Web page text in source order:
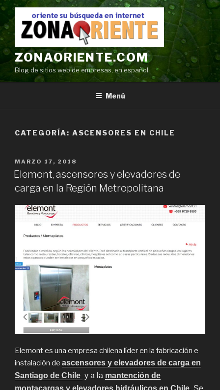
Ir
contenido
ZONAORIENTE.COM
Blog de sitios web de empresas, en español
Menú
CATEGORÍA: ASCENSORES EN CHILE
POSTED
ON
MARZO 17, 2018
Elemont, ascensores y elevadores de
carga en la Región Metropolitana
Elemont es una empresa chilena líder en la fabricación e
instalación de ascensores y elevadores de carga en
Santiago de Chile y a la mantención de